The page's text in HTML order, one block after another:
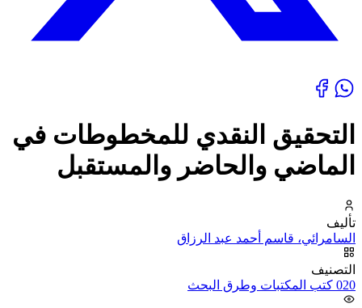
التحقيق النقدي للمخطوطات في
الماضي والحاضر والمستقبل
تأليف
السامرائي، قاسم أحمد عبد الرزاق
التصنيف
020 كتب المكتبات وطرق البحث